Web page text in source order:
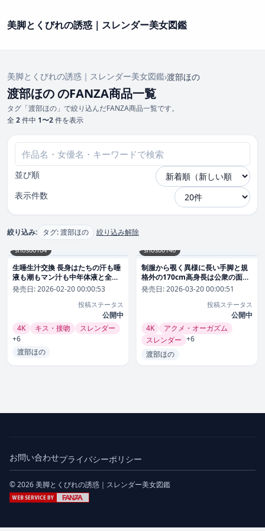
美脚とくびれの誘惑｜スレンダー美女図鑑
美脚とくびれの誘惑｜スレンダー美女図鑑›渡部ほの
渡部ほの のFANZA商品一覧
タグ「渡部ほの」で絞り込んだFANZA商品一覧です。
全 2件中 1〜2件を表示
並び順
表示件数
絞り込み: タグ: 渡部ほの 絞り込み解除
snos00104
生唾生汁交換 長身はたちの汗も唾
液も潮もマン汁も中年体液と全部
舐め入替える 渡部ほの
【snos00104】
発売日:2026-02-20 00:00:53
投稿ステータス
公開中
4K
キス・接吻
スレンダー
+6
渡部ほの
snos00146
制服から覗く異様に長い手脚と規
格外の170cm高身長は公衆の面前
で痴●沼に晒される 渡部ほの
【snos00146】
発売日:2026-03-20 00:00:51
投稿ステータス
公開中
4K
アクメ・オーガズム
スレンダー +6
渡部ほの
お問い合わせプライバシーポリシー
© 2026 美脚とくびれの誘惑｜スレンダー美女図鑑